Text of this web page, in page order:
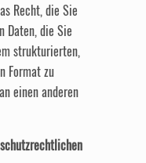
Recht, die Sie
Daten, die Sie
strukturierten,
Format zu
einen anderen